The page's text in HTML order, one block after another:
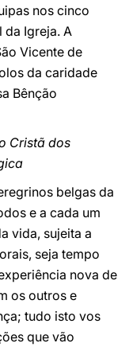
nos cinco
da Igreja. A
Vicente de
da caridade
Bênção
Cristã dos
belgas da
e a cada um
vida, sujeita a
seja tempo
nova de
os outros e
tudo isto vos
que vão